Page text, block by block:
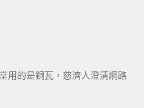
用的是銅瓦，慈濟人澄清網路